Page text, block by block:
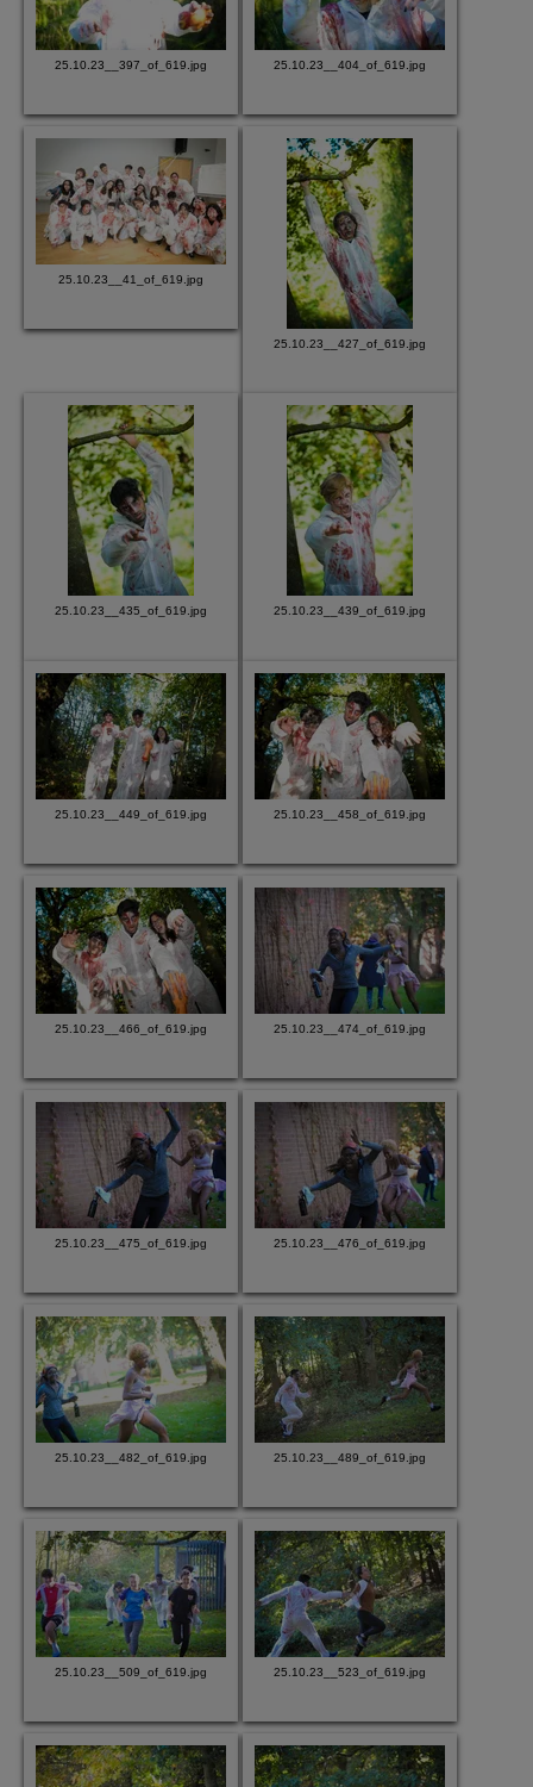
25.10.23__397_of_619.jpg 25.10.23__404_of_619.jpg
25.10.23__41_of_619.jpg
25.10.23__427_of_619.jpg
25.10.23__435_of_619.jpg 25.10.23__439_of_619.jpg
25.10.23__449_of_619.jpg 25.10.23__458_of_619.jpg
25.10.23__466_of_619.jpg 25.10.23__474_of_619.jpg
25.10.23__475_of_619.jpg 25.10.23__476_of_619.jpg
25.10.23__482_of_619.jpg 25.10.23__489_of_619.jpg
25.10.23__509_of_619.jpg 25.10.23__523_of_619.jpg